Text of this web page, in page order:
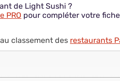
de Light Sushi ?
PRO pour compléter votre
au classement des restaurants